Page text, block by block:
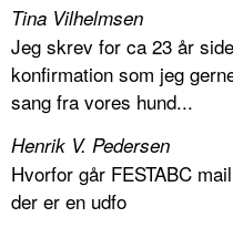
Tina Vilhelmsen
Jeg skrev for ca 23 år
konfirmation som jeg
sang fra vores hund...
Henrik V. Pedersen
Hvorfor går FESTABC
der er en udfo